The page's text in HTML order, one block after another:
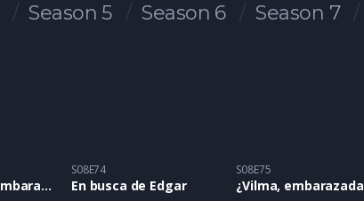
Season 5 Season 6 Season 7
Nuevamente embarazada
S08E74
En busca de Edgar
S08E75
¿Vilma, embarazada